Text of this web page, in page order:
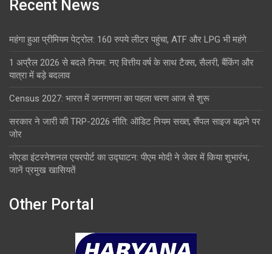
Recent News
महंगा हुआ प्रीमियम पेट्रोल: 160 रुपये लीटर पहुंचा, ATF और LPG भी महंगे
1 अप्रैल 2026 से बदले नियम: नए वित्तीय वर्ष के साथ टैक्स, सैलरी, बैंकिंग और
यात्रा में बड़े बदलाव
Census 2027: भारत में जनगणना का पहला चरण आज से शुरू
सरकार ने जारी की TRP-2026 नीति: ऑडिट नियम सख्त, सैंपल साइज बढ़ाने पर
जोर
नोएडा इंटरनेशनल एयरपोर्ट का उद्घाटन: पीएम मोदी ने जेवर में किया शुभारंभ,
जानें प्रमुख खासियतें
Other Portal